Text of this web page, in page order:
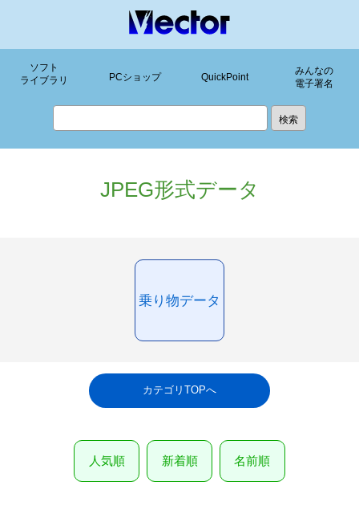
ソフト
ライブラリ
PCショップ QuickPoint
みんなの
電子署名
JPEG形式データ
乗り物データ
カテゴリTOPへ
人気順 新着順 名前順